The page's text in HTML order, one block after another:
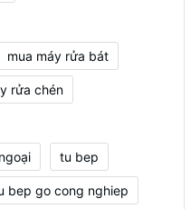
mua máy rửa bát
rửa chén
tu bep
bep go cong nghiep